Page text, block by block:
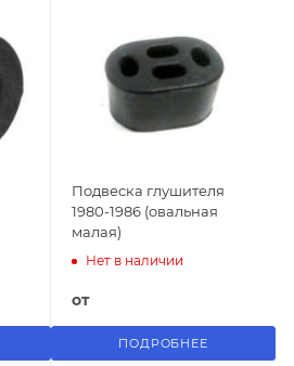
Подвеска глушителя
1980-1986 (овальная
малая)
Нет в наличии
от
ПОДРОБНЕЕ